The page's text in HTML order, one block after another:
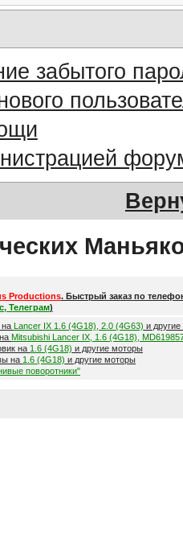
забытого
Productions. Быстрый заказ по
Телеграм)
на Lancer IX 1.6 (4G18), 2.0 (4G63) и
Mitsubishi Lancer IX, 1.6 (4G18),
на 1.6 (4G18) и другие моторы
на 1.6 (4G18) и другие моторы
поворотники"